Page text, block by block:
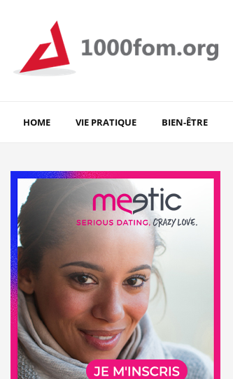
HOME VIE PRATIQUE BIEN-ÊTRE